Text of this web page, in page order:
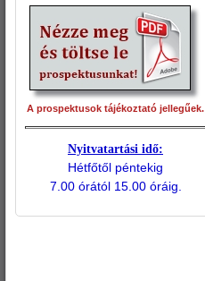
A prospektusok tájékoztató jellegűek.
Nyitvatartási idő:
Hétfőtől péntekig
7.00 órától 15.00 óráig.